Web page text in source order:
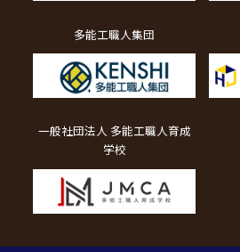
多能工職人集団
一般社団法人 多能工職人育成
学校